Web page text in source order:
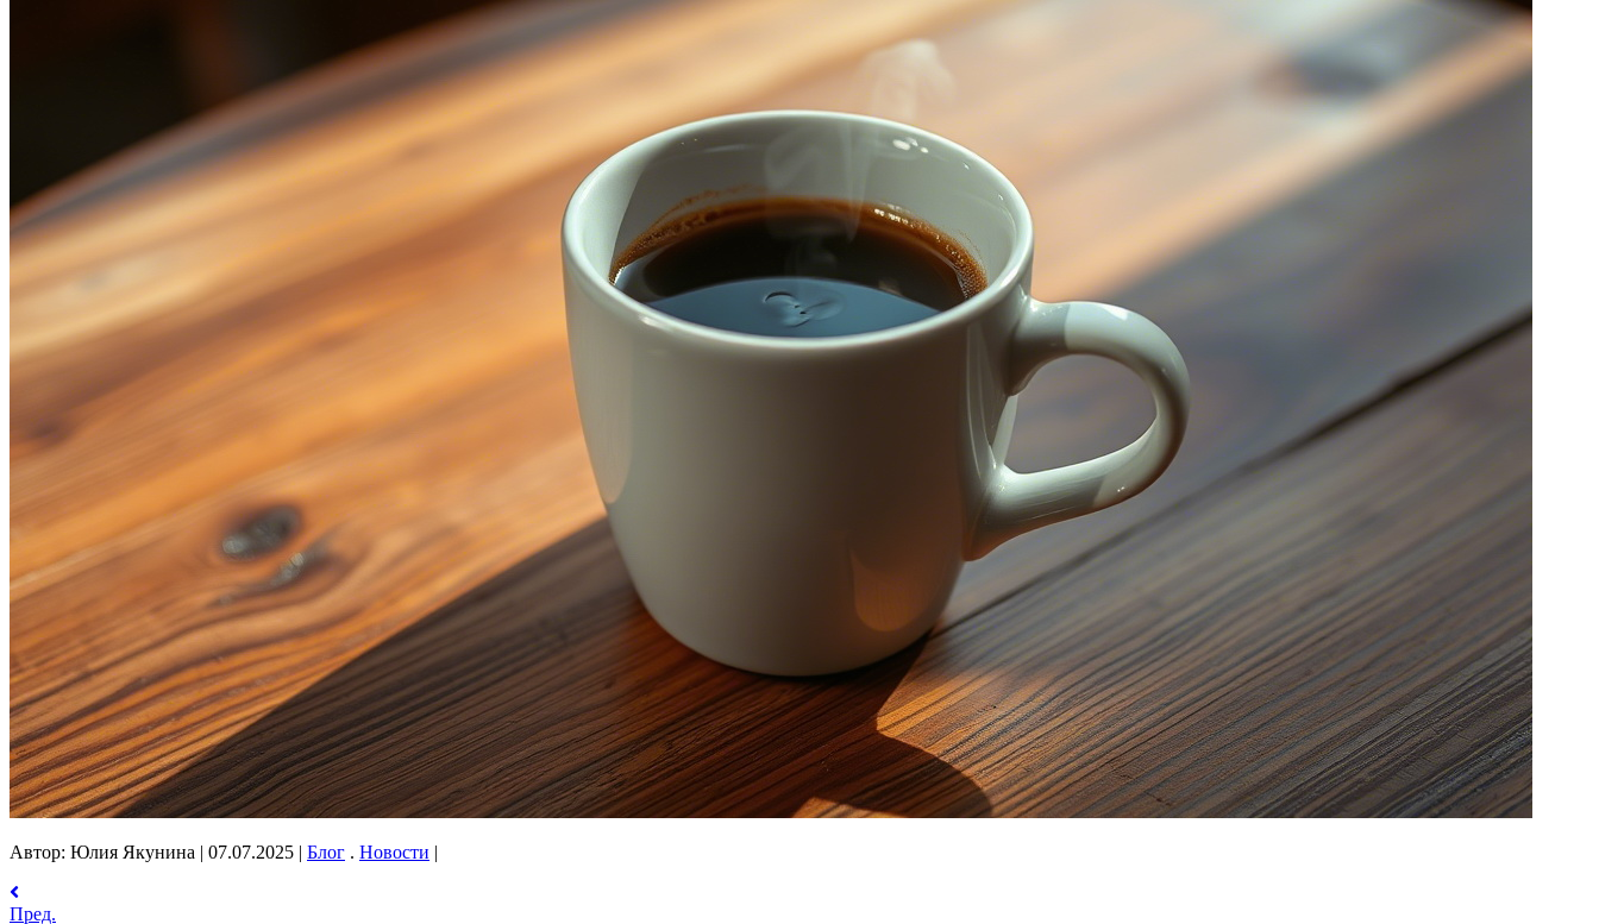
Автор: Юлия Якунина | 07.07.2025 | Блог . Новости |
Пред.